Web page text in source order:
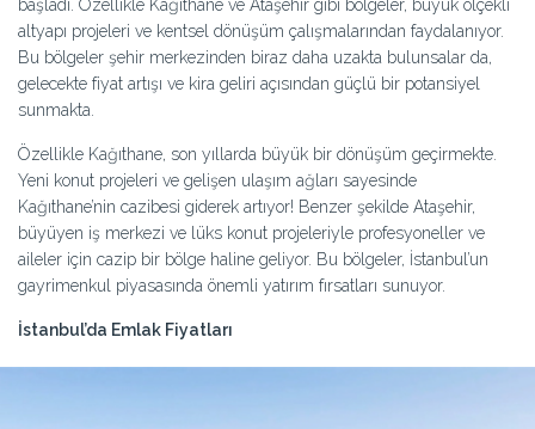
başladı. Özellikle Kağıthane ve Ataşehir gibi bölgeler, büyük ölçekli
altyapı projeleri ve kentsel dönüşüm çalışmalarından faydalanıyor.
Bu bölgeler şehir merkezinden biraz daha uzakta bulunsalar da,
gelecekte fiyat artışı ve kira geliri açısından güçlü bir potansiyel
sunmakta.
Özellikle Kağıthane, son yıllarda büyük bir dönüşüm geçirmekte.
Yeni konut projeleri ve gelişen ulaşım ağları sayesinde
Kağıthane’nin cazibesi giderek artıyor! Benzer şekilde Ataşehir,
büyüyen iş merkezi ve lüks konut projeleriyle profesyoneller ve
aileler için cazip bir bölge haline geliyor. Bu bölgeler, İstanbul’un
gayrimenkul piyasasında önemli yatırım fırsatları sunuyor.
İstanbul’da Emlak Fiyatları